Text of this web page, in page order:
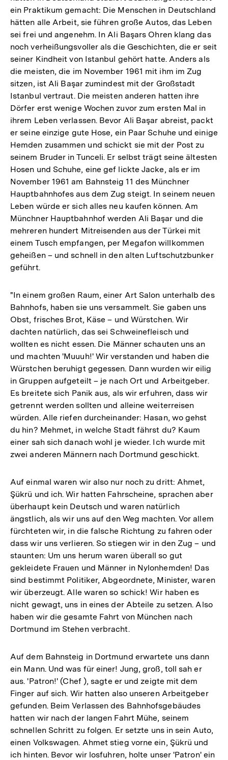
ein Praktikum gemacht: Die Menschen in Deutschland
hätten alle Arbeit, sie führen große Autos, das Leben
sei frei und angenehm. In Ali Başars Ohren klang das
noch verheißungsvoller als die Geschichten, die er seit
seiner Kindheit von Istanbul gehört hatte. Anders als
die meisten, die im November 1961 mit ihm im Zug
sitzen, ist Ali Başar zumindest mit der Großstadt
Istanbul vertraut. Die meisten anderen hatten ihre
Dörfer erst wenige Wochen zuvor zum ersten Mal in
ihrem Leben verlassen. Bevor Ali Başar abreist, packt
er seine einzige gute Hose, ein Paar Schuhe und einige
Hemden zusammen und schickt sie mit der Post zu
seinem Bruder in Tunceli. Er selbst trägt seine ältesten
Hosen und Schuhe, eine gef lickte Jacke, als er im
November 1961 am Bahnsteig 11 des Münchner
Hauptbahnhofes aus dem Zug steigt. In seinem neuen
Leben würde er sich alles neu kaufen können. Am
Münchner Hauptbahnhof werden Ali Başar und die
mehreren hundert Mitreisenden aus der Türkei mit
einem Tusch empfangen, per Megafon willkommen
geheißen – und schnell in den alten Luftschutzbunker
geführt.
"In einem großen Raum, einer Art Salon unterhalb des
Bahnhofs, haben sie uns versammelt. Sie gaben uns
Obst, frisches Brot, Käse – und Würstchen. Wir
dachten natürlich, das sei Schweinefleisch und
wollten es nicht essen. Die Männer schauten uns an
und machten 'Muuuh!' Wir verstanden und haben die
Würstchen beruhigt gegessen. Dann wurden wir eilig
in Gruppen aufgeteilt – je nach Ort und Arbeitgeber.
Es breitete sich Panik aus, als wir erfuhren, dass wir
getrennt werden sollten und alleine weiterreisen
würden. Alle riefen durcheinander: Hasan, wo gehst
du hin? Mehmet, in welche Stadt fährst du? Kaum
einer sah sich danach wohl je wieder. Ich wurde mit
zwei anderen Männern nach Dortmund geschickt.
Auf einmal waren wir also nur noch zu dritt: Ahmet,
Şükrü und ich. Wir hatten Fahrscheine, sprachen aber
überhaupt kein Deutsch und waren natürlich
ängstlich, als wir uns auf den Weg machten. Vor allem
fürchteten wir, in die falsche Richtung zu fahren oder
dass wir uns verlieren. So stiegen wir in den Zug – und
staunten: Um uns herum waren überall so gut
gekleidete Frauen und Männer in Nylonhemden! Das
sind bestimmt Politiker, Abgeordnete, Minister, waren
wir überzeugt. Alle waren so schick! Wir haben es
nicht gewagt, uns in eines der Abteile zu setzen. Also
haben wir die gesamte Fahrt von München nach
Dortmund im Stehen verbracht.
Auf dem Bahnsteig in Dortmund erwartete uns dann
ein Mann. Und was für einer! Jung, groß, toll sah er
aus. 'Patron!' (Chef ), sagte er und zeigte mit dem
Finger auf sich. Wir hatten also unseren Arbeitgeber
gefunden. Beim Verlassen des Bahnhofsgebäudes
hatten wir nach der langen Fahrt Mühe, seinem
schnellen Schritt zu folgen. Er setzte uns in sein Auto,
einen Volkswagen. Ahmet stieg vorne ein, Şükrü und
ich hinten. Bevor wir losfuhren, holte unser 'Patron' ein